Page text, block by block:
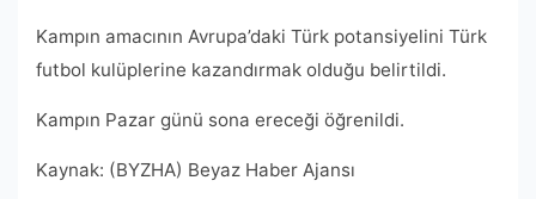
Kampın amacının Avrupa’daki Türk potansiyelini Türk
futbol kulüplerine kazandırmak olduğu belirtildi.
Kampın Pazar günü sona ereceği öğrenildi.
Kaynak: (BYZHA) Beyaz Haber Ajansı